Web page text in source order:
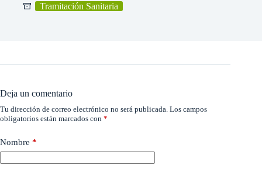
Tramitación Sanitaria
Deja un comentario
Tu dirección de correo electrónico no será publicada. Los campos
obligatorios están marcados con *
Nombre *